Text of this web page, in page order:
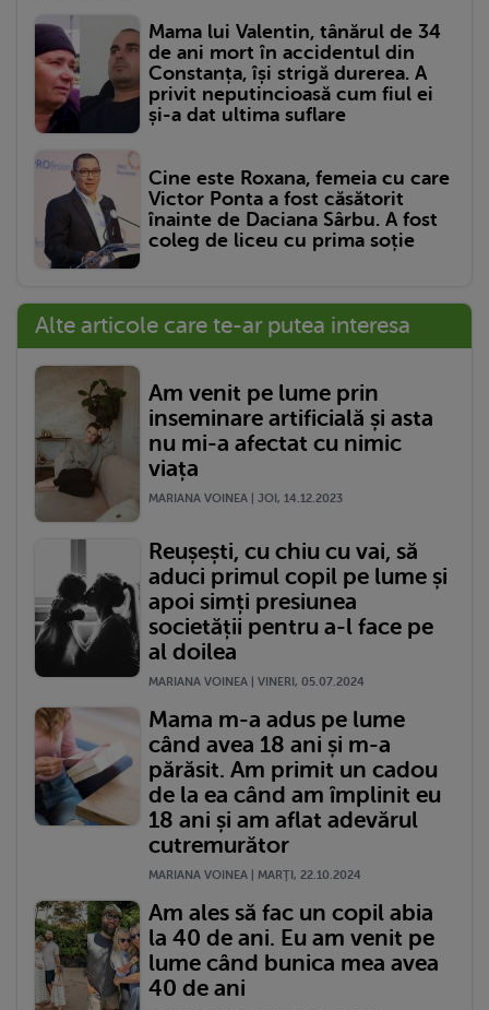
Mama lui Valentin, tânărul de 34
de ani mort în accidentul din
Constanța, își strigă durerea. A
privit neputincioasă cum fiul ei
și-a dat ultima suflare
Cine este Roxana, femeia cu care
Victor Ponta a fost căsătorit
înainte de Daciana Sârbu. A fost
coleg de liceu cu prima soție
Alte articole care te-ar putea interesa
Am venit pe lume prin
inseminare artificială și asta
nu mi-a afectat cu nimic
viața
MARIANA VOINEA | JOI, 14.12.2023
Reușești, cu chiu cu vai, să
aduci primul copil pe lume și
apoi simți presiunea
societății pentru a-l face pe
al doilea
MARIANA VOINEA | VINERI, 05.07.2024
Mama m-a adus pe lume
când avea 18 ani și m-a
părăsit. Am primit un cadou
de la ea când am împlinit eu
18 ani și am aflat adevărul
cutremurător
MARIANA VOINEA | MARŢI, 22.10.2024
Am ales să fac un copil abia
la 40 de ani. Eu am venit pe
lume când bunica mea avea
40 de ani